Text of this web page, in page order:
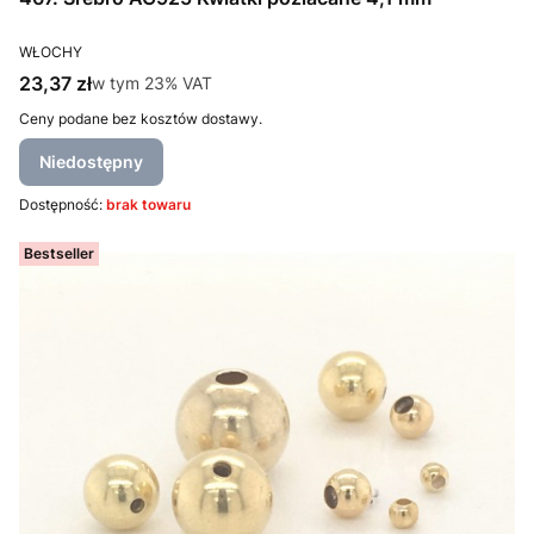
PRODUCENT
WŁOCHY
Cena brutto
23,37 złw tym %s VAT
w tym 23% VAT
Ceny podane bez kosztów dostawy.
Niedostępny
Dostępność: brak towaru
Bestseller